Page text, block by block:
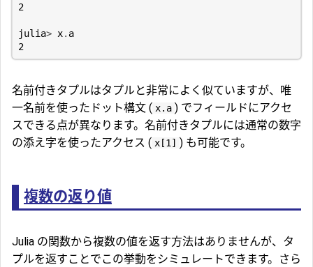
2
julia> x. a
2
名前付きタプルはタプルと非常によく似ていますが、唯
一名前を使ったドット構文 ( x.a ) でフィールドにアクセ
スできる点が異なります。名前付きタプルには通常の数字
の添え字を使ったアクセス ( x[1] ) も可能です。
複数の返り値
Julia の関数から複数の値を返す方法はありませんが、タ
プルを返すことでこの挙動をシミュレートできます。さら